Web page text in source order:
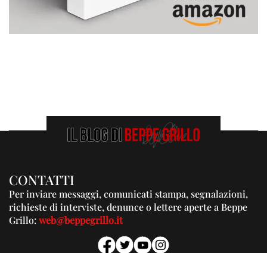
CONTATTI
Per inviare messaggi, comunicati stampa, segnalazioni,
richieste di interviste, denunce o lettere aperte a Beppe
Grillo:web@beppegrillo.it